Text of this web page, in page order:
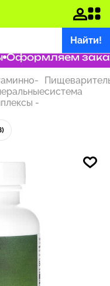
Найти!
заказ
-
система